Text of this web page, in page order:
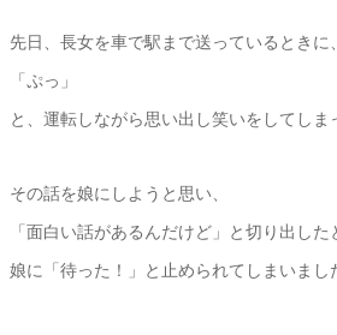
先日、長女を車で駅まで送っているときに、
「ぷっ」
と、運転しながら思い出し笑いをしてしま
その話を娘にしようと思い、
「面白い話があるんだけど」と切り出した
娘に「待った！」と止められてしまいまし